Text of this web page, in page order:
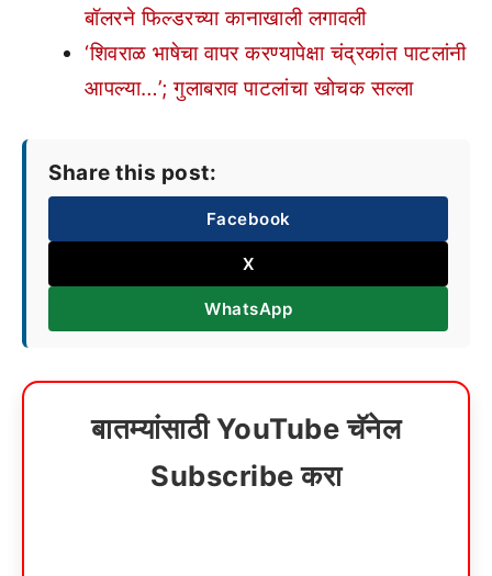
बॉलरने फिल्डरच्या कानाखाली लगावली
‘शिवराळ भाषेचा वापर करण्यापेक्षा चंद्रकांत पाटलांनी
आपल्या…’; गुलाबराव पाटलांचा खोचक सल्ला
Share this post:
Facebook
X
WhatsApp
बातम्यांसाठी YouTube चॅनेल
Subscribe करा